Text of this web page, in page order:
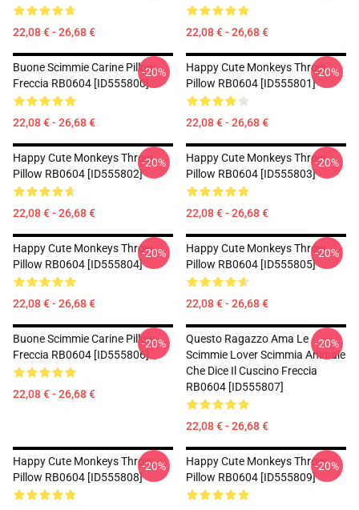
22,08 € - 26,68 € 22,08 € - 26,68 €
Buone Scimmie Carine Pillow
Freccia RB0604 [ID555800]
22,08 € - 26,68 €
-20%
Happy Cute Monkeys Throw
Pillow RB0604 [ID555801]
22,08 € - 26,68 €
-20%
Happy Cute Monkeys Throw
Pillow RB0604 [ID555802]
22,08 € - 26,68 €
-20%
Happy Cute Monkeys Throw
Pillow RB0604 [ID555803]
22,08 € - 26,68 €
-20%
Happy Cute Monkeys Throw
Pillow RB0604 [ID555804]
22,08 € - 26,68 €
-20%
Happy Cute Monkeys Throw
Pillow RB0604 [ID555805]
22,08 € - 26,68 €
-20%
Buone Scimmie Carine Pillow
Freccia RB0604 [ID555806]
22,08 € - 26,68 €
-20%
Questo Ragazzo Ama Le
Scimmie Lover Scimmia Animale
Che Dice Il Cuscino Freccia
RB0604 [ID555807]
22,08 € - 26,68 €
-20%
Happy Cute Monkeys Throw
Pillow RB0604 [ID555808]
-20%
Happy Cute Monkeys Throw
Pillow RB0604 [ID555809]
-20%